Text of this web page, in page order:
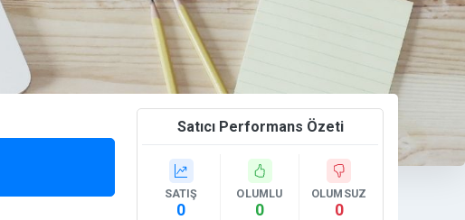
Satıcı Performans Özeti
SATIŞ
0
OLUMLU
0
OLUMSUZ
0